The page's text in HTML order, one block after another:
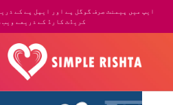
ایپ میں پیمنٹ صرف گوگل پے اور ایپل پے کے
کریڈٹ کارڈ کے ذریعے ویب